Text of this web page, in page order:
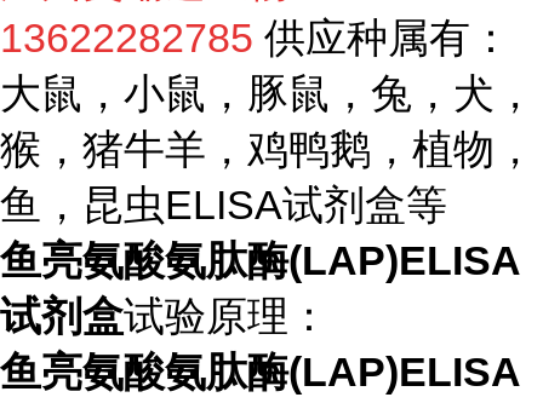
13622282785 供应种属有：
大鼠，小鼠，豚鼠，兔，犬，
猴，猪牛羊，鸡鸭鹅，植物，
鱼，昆虫ELISA试剂盒等
鱼亮氨酸氨肽酶(LAP)ELISA
试剂盒试验原理：
鱼亮氨酸氨肽酶(LAP)ELISA